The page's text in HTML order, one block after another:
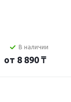
В наличии
от 8 890 ₸